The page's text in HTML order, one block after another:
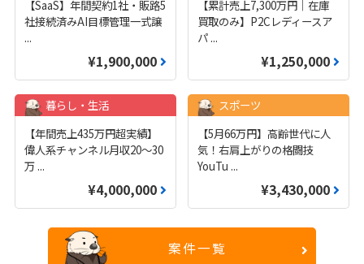
【SaaS】年間契約1社・販路5
社接続済みAI目標管理一式譲
...
¥1,900,000
【累計売上7,300万円｜在庫
買取のみ】P2Cレディースア
パ ...
¥1,250,000
暮らし・生活
【年間売上435万円超実績】
偉人系チャンネル月収20～30
万 ...
¥4,000,000
スポーツ
【5月66万円】高齢世代に人
気！右肩上がりの格闘技
YouTu ...
¥3,430,000
案件一覧